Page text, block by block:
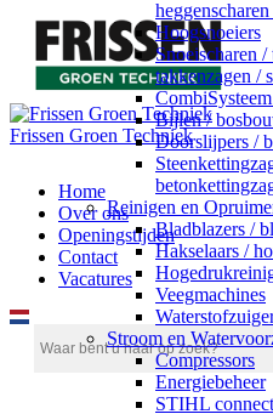
Frissen Groen Techniek
Home
Over ons
Openingstijden
Contact
Vacatures
Hoogsnoeiers
Snoeischaren
takkenzagen /
Bijlen /
Doorslijpers /
Reinigen en
Bladblazers /
Hakselaars /
Veegmachines
Stroom en
Compressors
Energiebeheer
STIHL